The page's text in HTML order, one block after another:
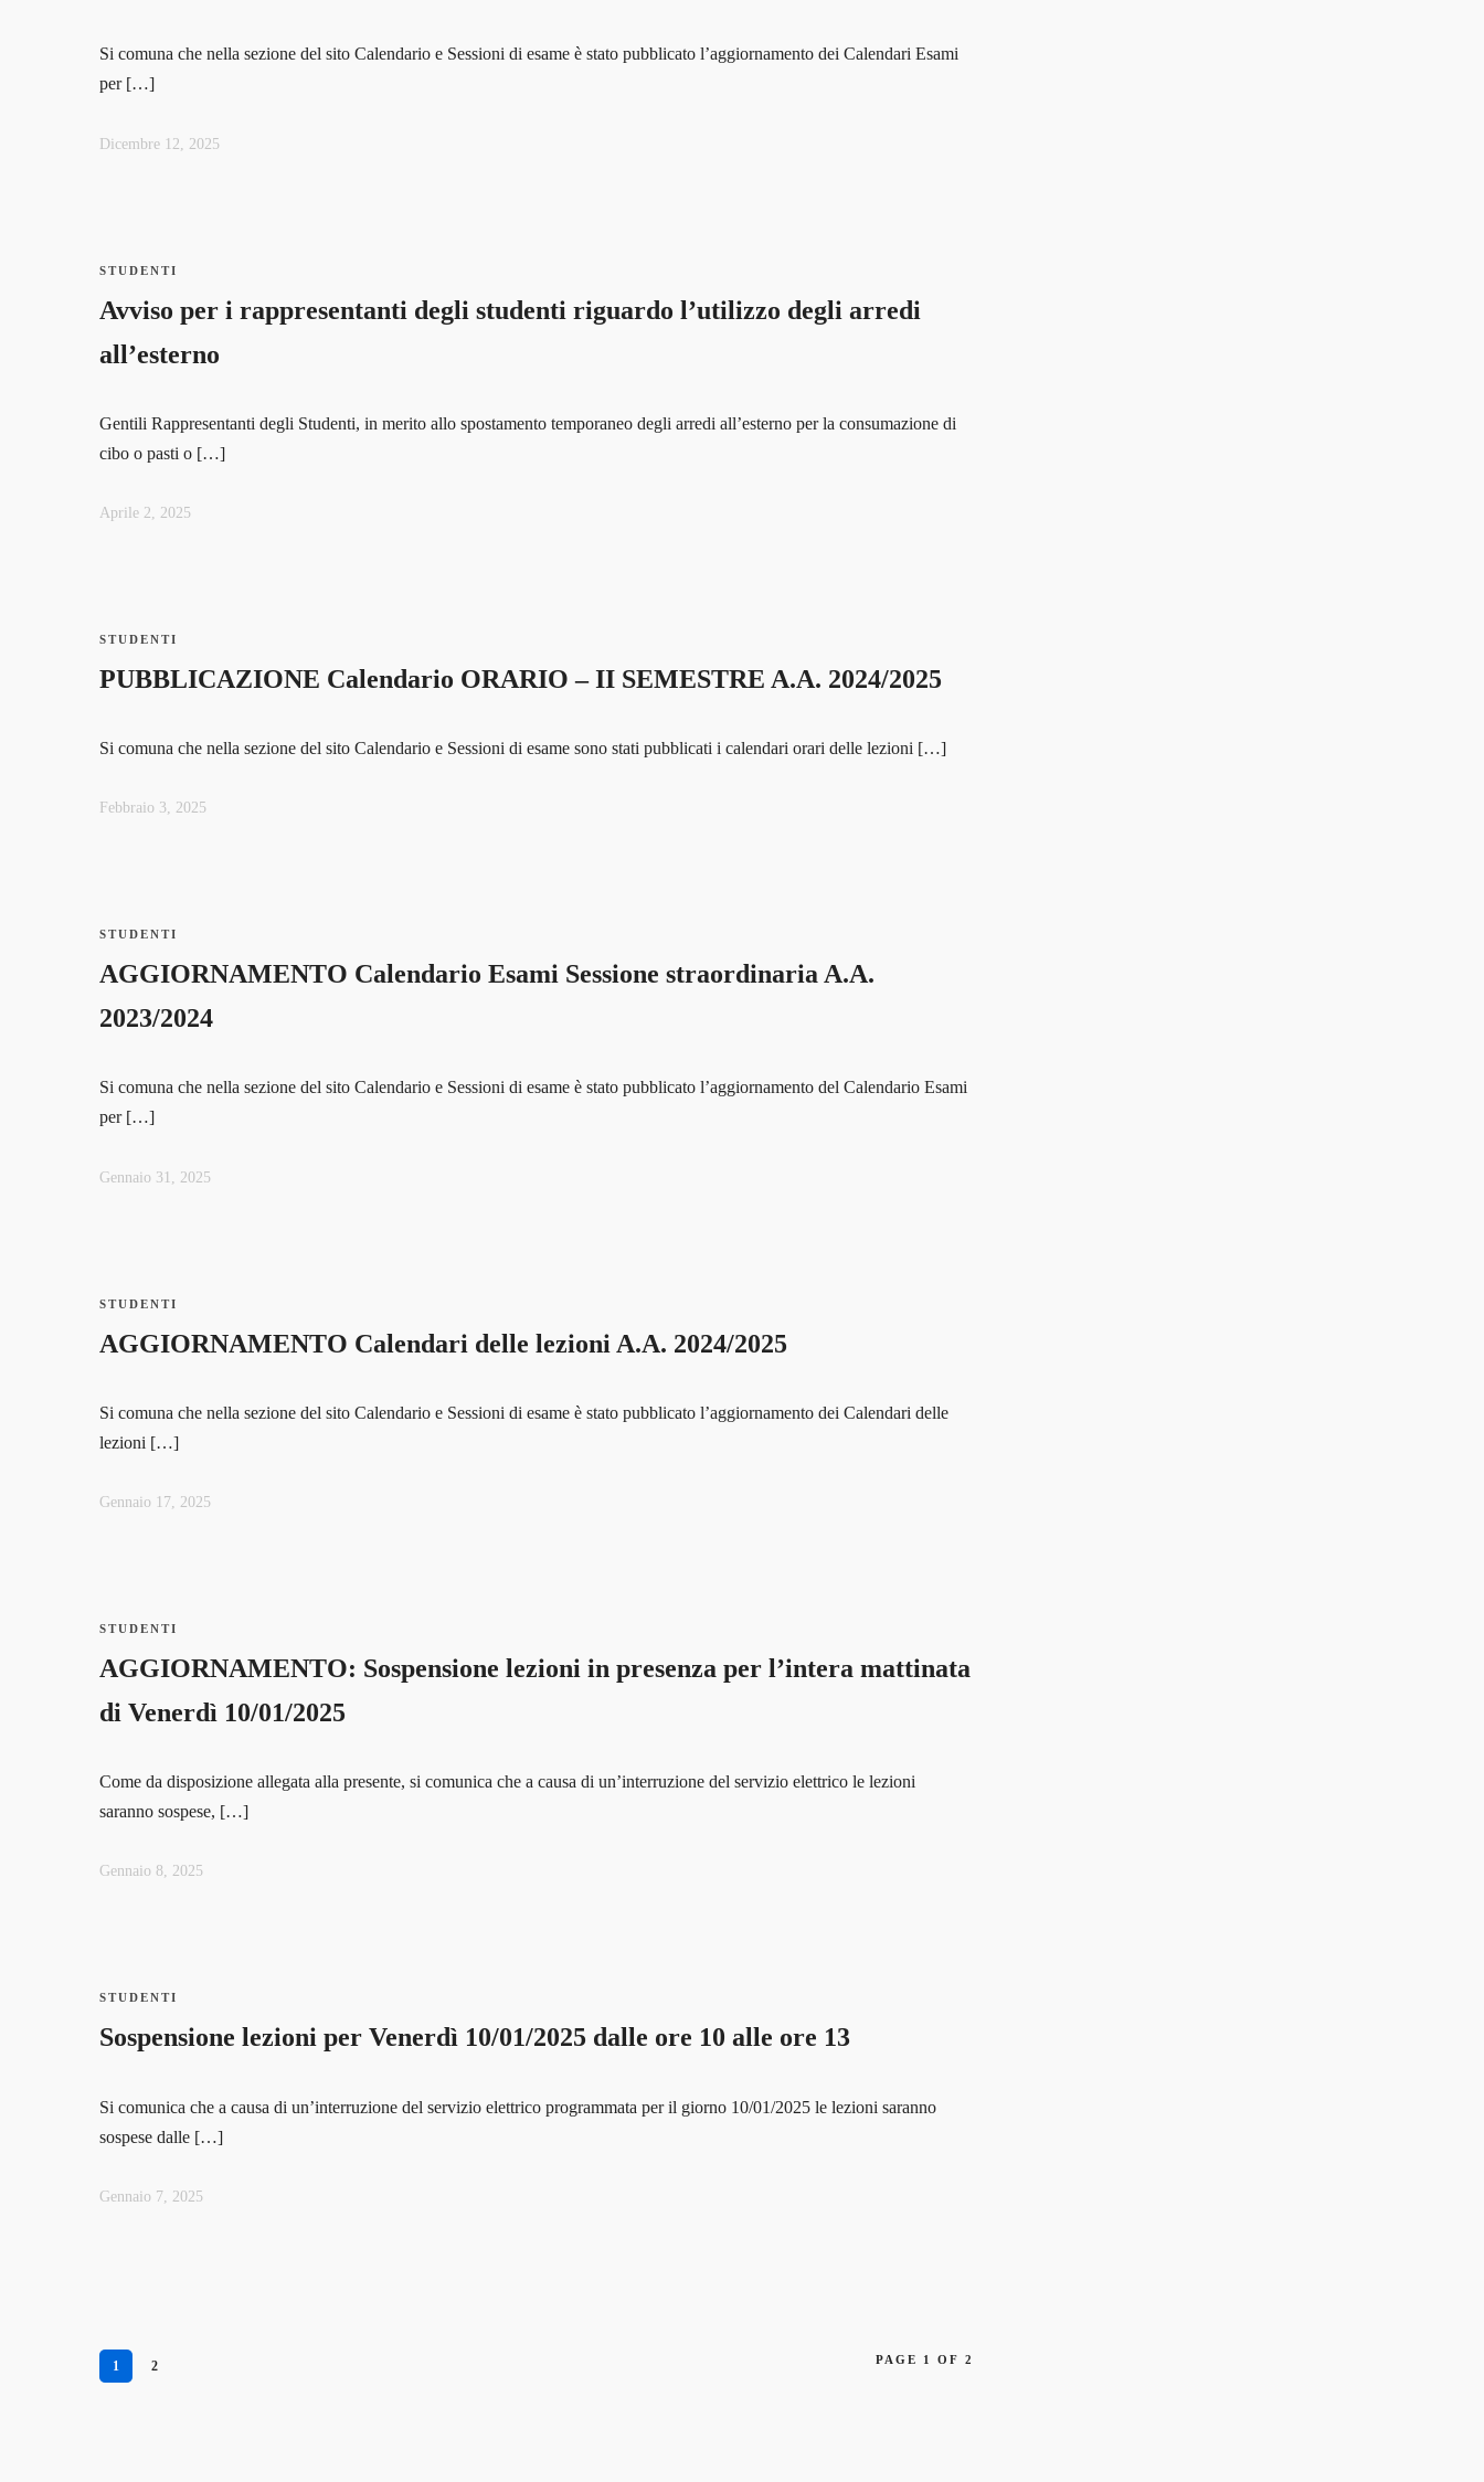
Si comuna che nella sezione del sito Calendario e Sessioni di esame è stato pubblicato l’aggiornamento dei Calendari Esami
per […]
Dicembre 12, 2025
STUDENTI
Avviso per i rappresentanti degli studenti riguardo l’utilizzo degli arredi
all’esterno
Gentili Rappresentanti degli Studenti, in merito allo spostamento temporaneo degli arredi all’esterno per la consumazione di
cibo o pasti o […]
Aprile 2, 2025
STUDENTI
PUBBLICAZIONE Calendario ORARIO – II SEMESTRE A.A. 2024/2025
Si comuna che nella sezione del sito Calendario e Sessioni di esame sono stati pubblicati i calendari orari delle lezioni […]
Febbraio 3, 2025
STUDENTI
AGGIORNAMENTO Calendario Esami Sessione straordinaria A.A.
2023/2024
Si comuna che nella sezione del sito Calendario e Sessioni di esame è stato pubblicato l’aggiornamento del Calendario Esami
per […]
Gennaio 31, 2025
STUDENTI
AGGIORNAMENTO Calendari delle lezioni A.A. 2024/2025
Si comuna che nella sezione del sito Calendario e Sessioni di esame è stato pubblicato l’aggiornamento dei Calendari delle
lezioni […]
Gennaio 17, 2025
STUDENTI
AGGIORNAMENTO: Sospensione lezioni in presenza per l’intera mattinata
di Venerdì 10/01/2025
Come da disposizione allegata alla presente, si comunica che a causa di un’interruzione del servizio elettrico le lezioni
saranno sospese, […]
Gennaio 8, 2025
STUDENTI
Sospensione lezioni per Venerdì 10/01/2025 dalle ore 10 alle ore 13
Si comunica che a causa di un’interruzione del servizio elettrico programmata per il giorno 10/01/2025 le lezioni saranno
sospese dalle […]
Gennaio 7, 2025
1 2 PAGE 1 OF 2